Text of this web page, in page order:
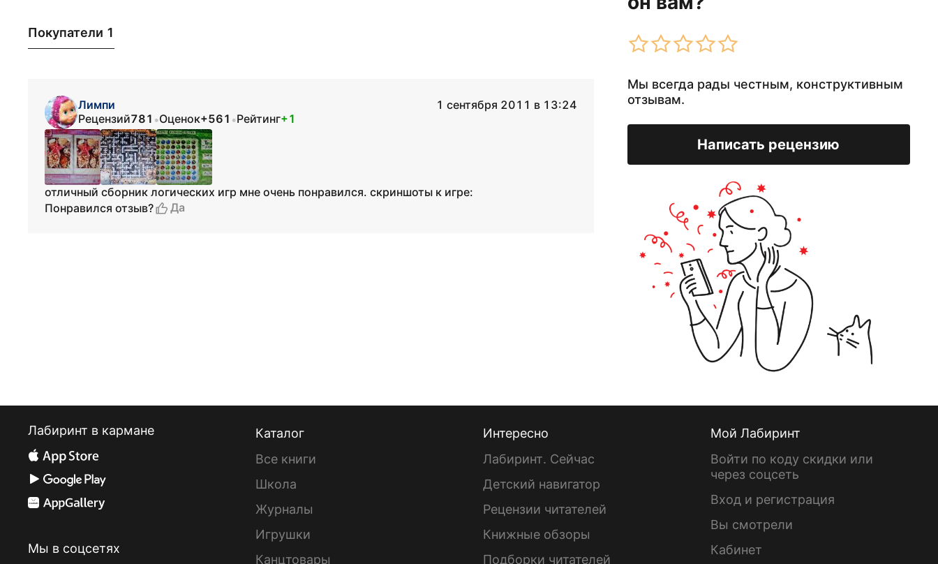
Мы всегда рады честным, конструктивным
отзывам.
Написать рецензию
Покупатели 1
Лимпи
1 сентября 2011 в 13:24
Рецензий781 •Оценок+561 •Рейтинг+1
отличный сборник логических игр мне очень понравился. скриншоты к игре:
Понравился отзыв?
Да
Лабиринт в кармане
Мы в соцсетях
Каталог
Все книги
Школа
Журналы
Игрушки
Канцтовары
Интересно
Лабиринт. Сейчас
Детский навигатор
Рецензии читателей
Книжные обзоры
Подборки читателей
Мой Лабиринт
Войти по коду скидки или
через соцсеть
Вход и регистрация
Вы смотрели
Кабинет